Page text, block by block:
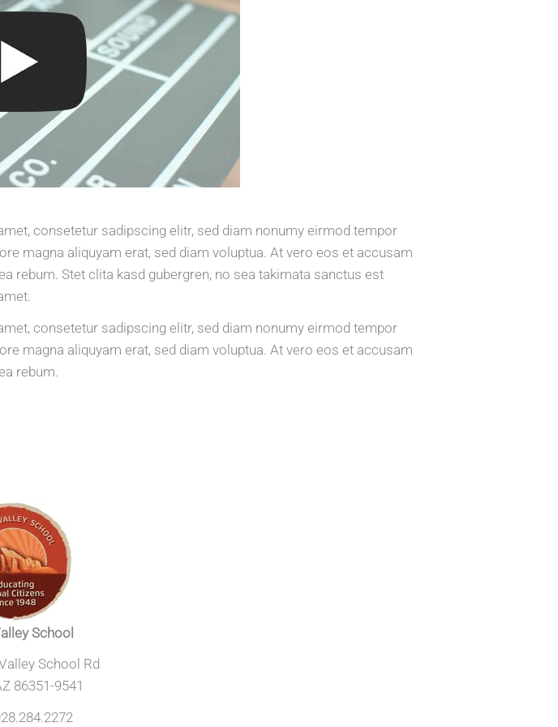
consetetur sadipscing elitr, sed diam nonumy eirmod tempor
magna aliquyam erat, sed diam voluptua. At vero eos et accusam
rebum. Stet clita kasd gubergren, no sea takimata sanctus est
consetetur sadipscing elitr, sed diam nonumy eirmod tempor
magna aliquyam erat, sed diam voluptua. At vero eos et accusam
rebum.
School
School Rd
86351-9541